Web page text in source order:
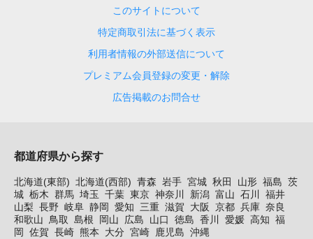
このサイトについて
特定商取引法に基づく表示
利用者情報の外部送信について
プレミアム会員登録の変更・解除
広告掲載のお問合せ
都道府県から探す
北海道(東部) 北海道(西部) 青森 岩手 宮城 秋田 山形 福島 茨
城 栃木 群馬 埼玉 千葉 東京 神奈川 新潟 富山 石川
福井
山梨 長野 岐阜 静岡 愛知 三重 滋賀 大阪 京都 兵庫 奈良
和歌山 鳥取 島根 岡山 広島 山口 徳島 香川 愛媛 高知 福
岡
佐賀 長崎 熊本 大分 宮崎 鹿児島 沖縄